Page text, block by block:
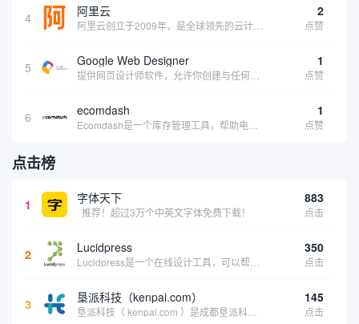
4 阿里云 2
点赞
5 Google Web Designer 1
点赞
6 ecomdash 1
点赞
点击榜
1 字体天下
推荐！超过3万个中英文字体免费下载！
883
点击
2 Lucidpress 350
点击
3 垦派科技（kenpai.com） 145
点击